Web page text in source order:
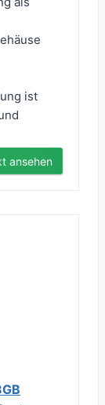
ist
ansehen